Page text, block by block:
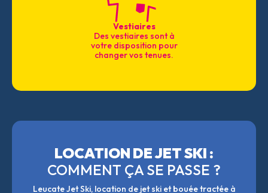
Vestiaires
Des vestiaires sont à
votre disposition pour
changer vos tenues.
LOCATION DE JET SKI :
COMMENT ÇA SE PASSE ?
Leucate Jet Ski, location de jet ski et bouée tractée à